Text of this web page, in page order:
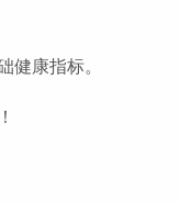
康指标。